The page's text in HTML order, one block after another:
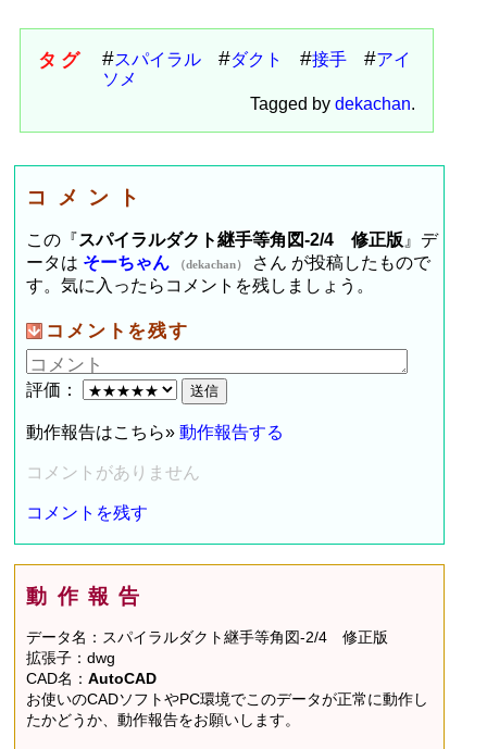
タグ スパイラル ダクト 接手
アイ
ソメ
Tagged by dekachan.
コメント
この『スパイラルダクト継手等角図-2/4 修正版』デ
ータは そーちゃん （dekachan）
さん が投稿したもので
す。気に入ったらコメントを残しましょう。
コメントを残す
評価：
動作報告はこちら»動作報告する
コメントがありません
コメントを残す
動作報告
データ名：スパイラルダクト継手等角図-2/4 修正版
拡張子：dwg
CAD名：AutoCAD
お使いのCADソフトやPC環境でこのデータが正常に動作し
たかどうか、動作報告をお願いします。